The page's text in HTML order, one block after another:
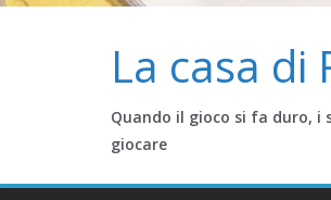
La casa di
Quando il gioco si fa duro, i
giocare